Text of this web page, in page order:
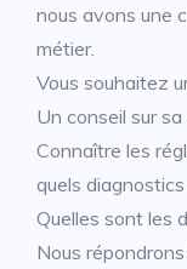
nous avons une
métier.
Vous souhaitez
Un conseil sur
Connaître les
quels
Quelles sont les
Nous